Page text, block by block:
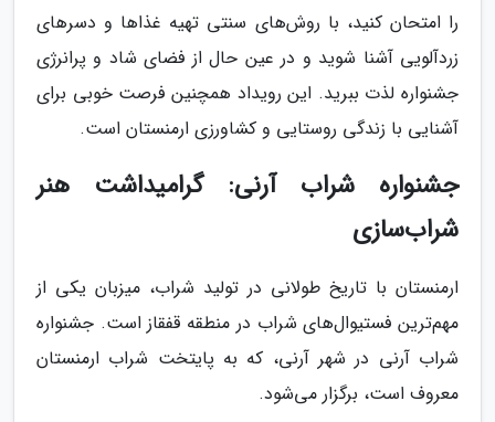
را امتحان کنید، با روش‌های سنتی تهیه غذاها و دسرهای
زردآلویی آشنا شوید و در عین حال از فضای شاد و پرانرژی
جشنواره لذت ببرید. این رویداد همچنین فرصت خوبی برای
آشنایی با زندگی روستایی و کشاورزی ارمنستان است.
جشنواره شراب آرنی: گرامیداشت هنر
شراب‌سازی
ارمنستان با تاریخ طولانی در تولید شراب، میزبان یکی از
مهم‌ترین فستیوال‌های شراب در منطقه قفقاز است. جشنواره
شراب آرنی در شهر آرنی، که به پایتخت شراب ارمنستان
معروف است، برگزار می‌شود.